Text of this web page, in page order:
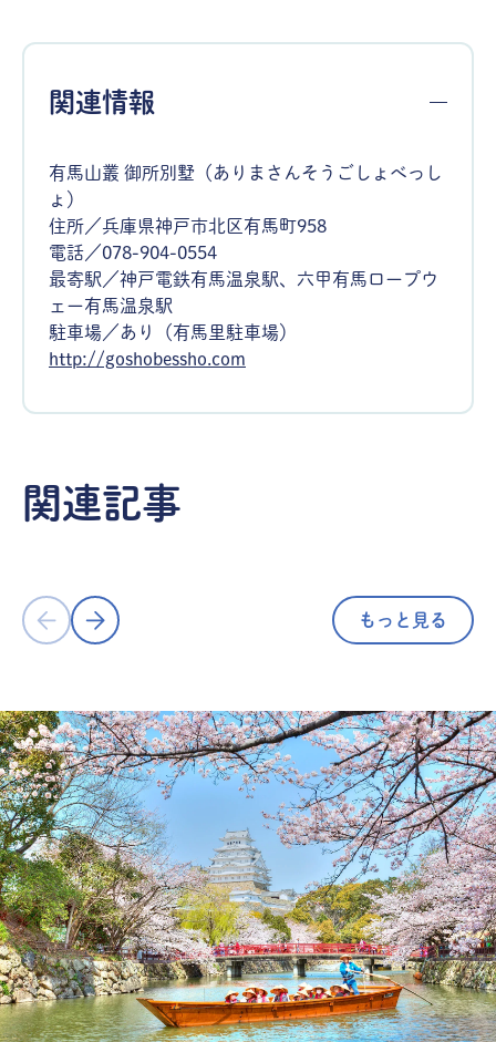
関連情報
有馬山叢 御所別墅（ありまさんそうごしょべっし
ょ）
住所／兵庫県神戸市北区有馬町958
電話／078-904-0554
最寄駅／神戸電鉄有馬温泉駅、六甲有馬ロープウ
ェー有馬温泉駅
駐車場／あり（有馬里駐車場）
http://goshobessho.com
関連記事
オーシャンビューの温泉宿『江田島
荘』で源泉かけ流しと絶景の島時間を
もっと見る